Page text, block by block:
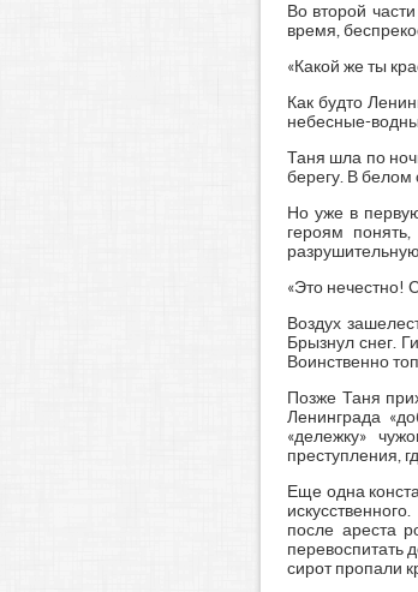
Во второй
время,
«Какой же ты
Как будто
небесные-
Таня шла по
берегу. В белом
Но уже в
героям
«Это нечестно!
Воздух
Брызнул снег.
Воинственно
Позже Таня
Ленинграда
«дележку»
преступления,
Еще одна
после ареста
перевоспитать
сирот пропали